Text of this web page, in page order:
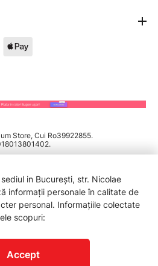
Store, Cui Ro39922855.
sediul in București, str. Nicolae
informații personale în calitate de
personal. Informațiile colectate
scopuri:
Accept